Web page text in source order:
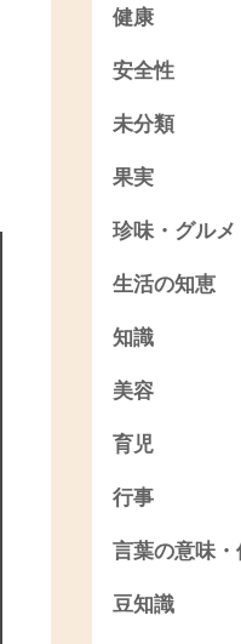
健康
安全性
未分類
果実
珍味・グルメ
生活の知恵
知識
美容
育児
行事
言葉の意味
豆知識